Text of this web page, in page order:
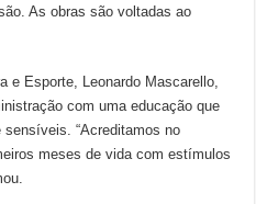
As obras são voltadas ao
e Esporte, Leonardo Mascarello,
com uma educação que
“Acreditamos no
meses de vida com estímulos